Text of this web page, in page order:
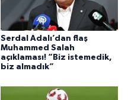
Serdal Adalı’dan flaş
Muhammed Salah
açıklaması! “Biz istemedik,
biz almadık”